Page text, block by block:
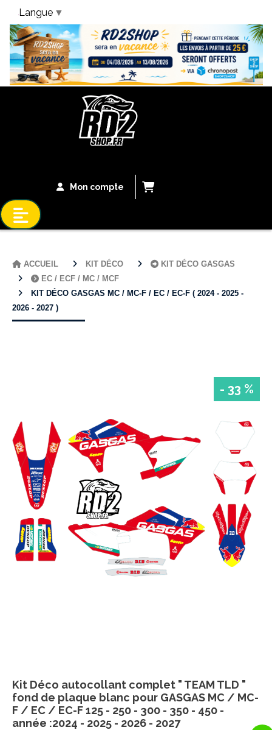
Bandeau Vacances
Mon compte
ACCUEIL KIT DÉCO
KIT DÉCO GASGAS
EC / ECF / MC / MCF
KIT DÉCO GASGAS MC / MC-F / EC / EC-F ( 2024 - 2025 -
2026 - 2027 )
- 33 %
Kit Déco autocollant complet " TEAM TLD "
fond de plaque blanc pour GASGAS MC / MC-
F / EC / EC-F 125 - 250 - 300 - 350 - 450 -
année :2024 - 2025 - 2026 - 2027
Langue ▼